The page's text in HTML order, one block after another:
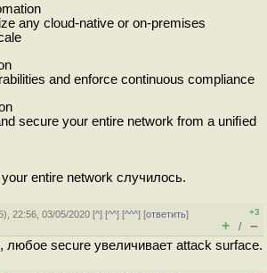
any cloud-native or on-premises
and enforce continuous compliance
secure your entire network from a uniﬁed
entire network случилось.
), 22:56, 03/05/2020 [^] [^^] [^^^] [ответить]
+3
+ / –
любое secure увеличивает attack surface.